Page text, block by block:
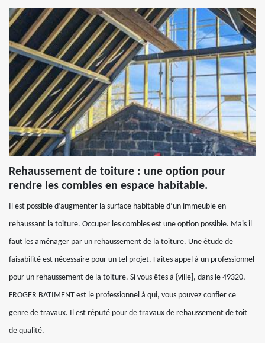
Rehaussement de toiture : une option pour
rendre les combles en espace habitable.
Il est possible d’augmenter la surface habitable d’un immeuble en
rehaussant la toiture. Occuper les combles est une option possible. Mais il
faut les aménager par un rehaussement de la toiture. Une étude de
faisabilité est nécessaire pour un tel projet. Faites appel à un professionnel
pour un rehaussement de la toiture. Si vous êtes à {ville], dans le 49320,
FROGER BATIMENT est le professionnel à qui, vous pouvez confier ce
genre de travaux. Il est réputé pour de travaux de rehaussement de toit
de qualité.